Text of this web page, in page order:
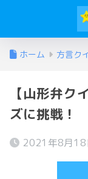
ホーム 方言ク
【山形弁ク
ズに挑戦！
2021年8月18